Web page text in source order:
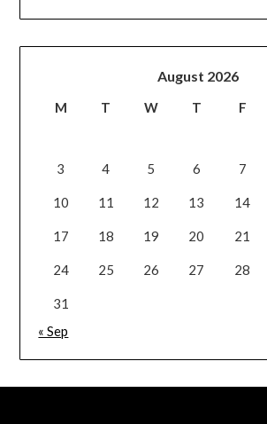
August 2026
M T W T F
3 4 5 6 7
10 11 12 13 14
17 18 19 20 21
24 25 26 27 28
31
« Sep